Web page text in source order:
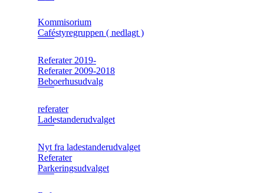
Kommisorium
Caféstyregruppen ( nedlagt )
Referater 2019-
Referater 2009-2018
Beboerhusudvalg
referater
Ladestanderudvalget
Nyt fra ladestanderudvalget
Referater
Parkeringsudvalget